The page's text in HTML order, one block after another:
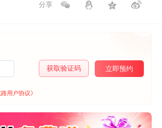
分享
获取验证码 立即预约
路用户协议》